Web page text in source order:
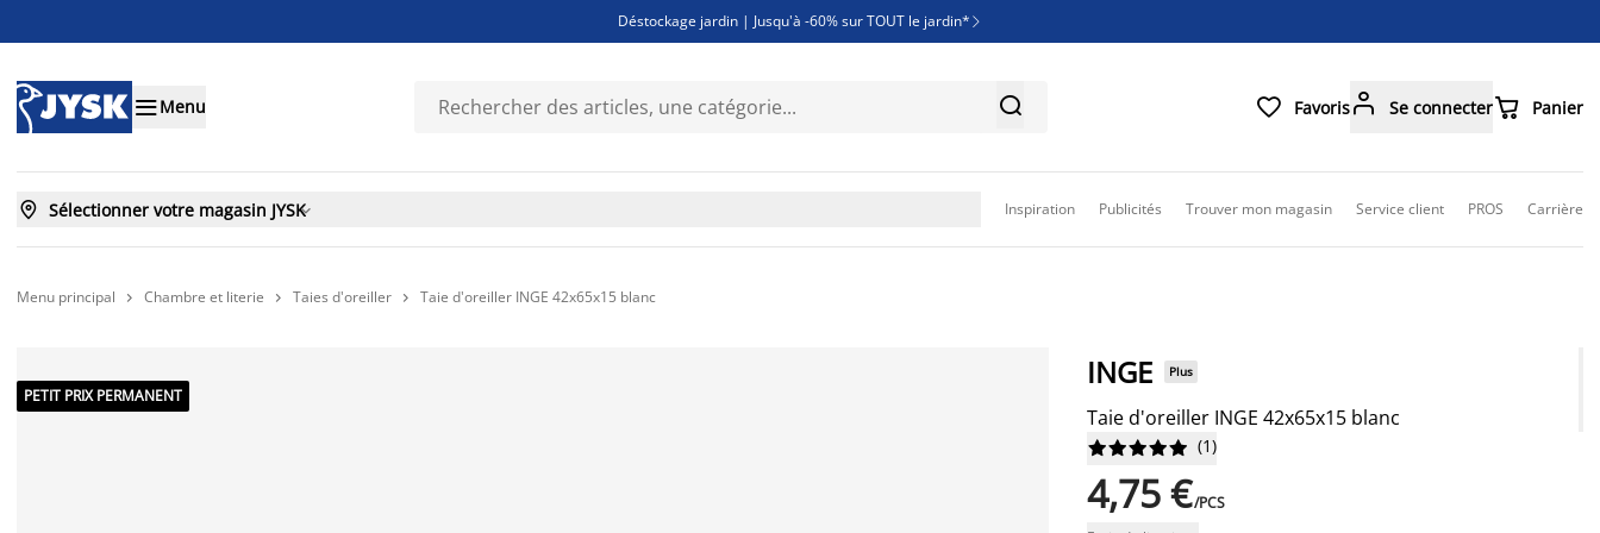
Déstockage jardin | Jusqu'à -60% sur TOUT le jardin* 
Découvrez les nouveautés de la collection
Menu   Favoris Se connecter Panier
 Sélectionner votre magasin JYSK Inspiration Publicités Trouver mon magasin Service client PROS Carrière
Menu principal  Chambre et literie  Taies d'oreiller  Taie d'oreiller INGE 42x65x15 blanc
PETIT PRIX PERMANENT
INGE Plus
Taie d'oreiller INGE 42x65x15 blanc





 (1)
4,75 €/PCS